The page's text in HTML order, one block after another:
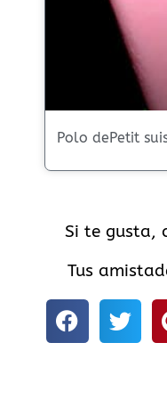
Polo dePetit
Si te gusta,
Tus